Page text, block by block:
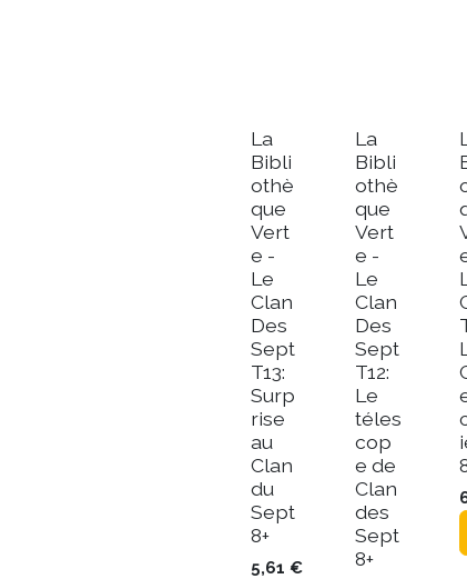
La
Bibli
othè
que
Vert
e -
Le
Clan
Des
Sept
T13:
Surp
rise
au
Clan
du
Sept
8+
5,61 €
La
Bibli
othè
que
Vert
e -
Le
Clan
Des
Sept
T12:
Le
téles
cop
e de
Clan
des
Sept
8+